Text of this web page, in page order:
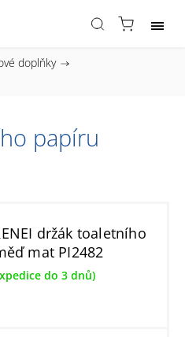
doplňky /
papíru
držák toaletního
mat PI2482
do 3 dnů)